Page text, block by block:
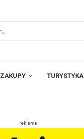
ZAKUPY TURYSTYKA
reklama